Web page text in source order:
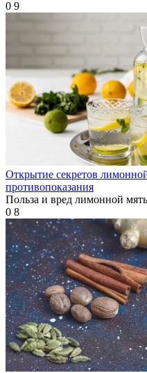
0 9
Открытие секретов
противопоказания
Польза и вред лимонной
0 8